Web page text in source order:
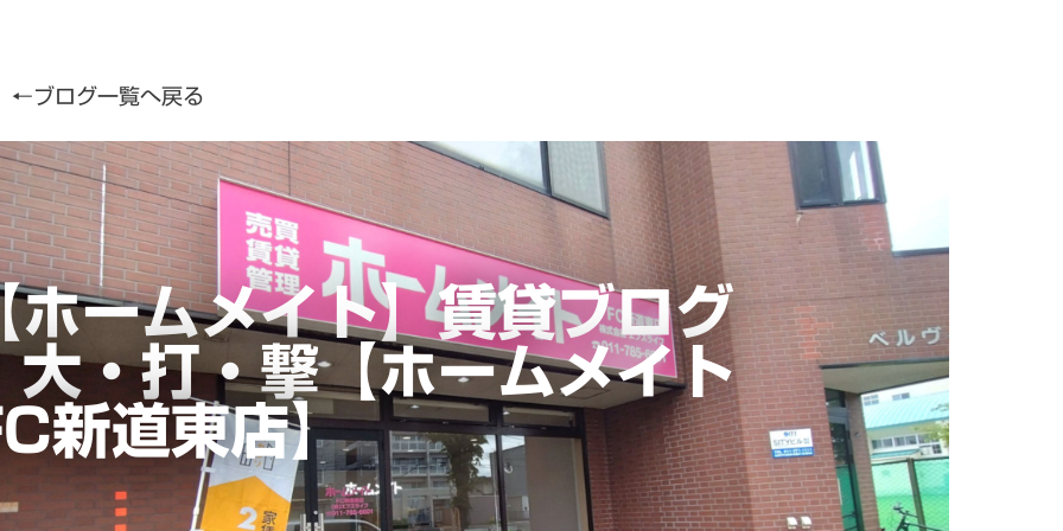
←ブログ一覧へ戻る
ホームメイト】賃貸ブログ
大・打・撃【ホームメイト
新道東店】